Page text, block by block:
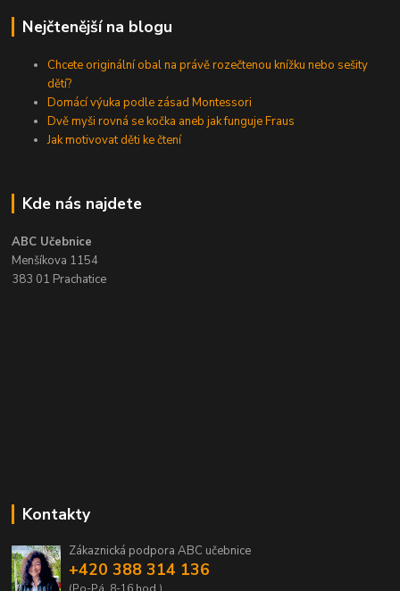
Nejčtenější na blogu
Chcete originální obal na právě rozečtenou knížku nebo sešity
dětí?
Domácí výuka podle zásad Montessori
Dvě myši rovná se kočka aneb jak funguje Fraus
Jak motivovat děti ke čtení
Kde nás najdete
ABC Učebnice
Menšíkova 1154
383 01 Prachatice
Kontakty
Zákaznická podpora ABC učebnice
+420 388 314 136